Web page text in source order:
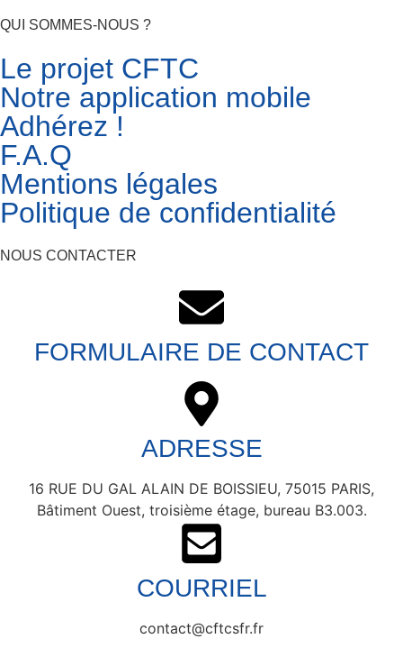
QUI SOMMES-NOUS ?
Le projet CFTC
Notre application mobile
Adhérez !
F.A.Q
Mentions légales
Politique de confidentialité
NOUS CONTACTER
FORMULAIRE DE CONTACT
ADRESSE
16 RUE DU GAL ALAIN DE BOISSIEU, 75015 PARIS,
Bâtiment Ouest, troisième étage, bureau B3.003.
COURRIEL
contact@cftcsfr.fr